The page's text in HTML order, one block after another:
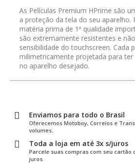
As Películas Premium HPrime são
a proteção da tela do seu aparelho.
matéria prima de 1ª qualidade
são extremamente resistentes e
sensibilidade do touchscreen. Cada
milimetricamente projetada para
no aparelho desejado.
Enviamos para todo o Brasil
Oferecemos Motoboy, Correios e
volumes.
Toda a loja em até 3x s/juros
Parcele suas compras com seu cartão
juros.